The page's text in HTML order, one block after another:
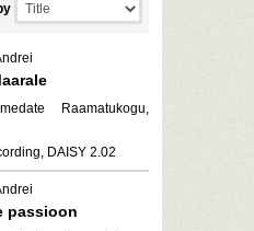
Raamatukogu,
DAISY 2.02
passioon